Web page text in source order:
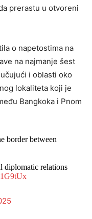
prerastu u otvoreni
o napetostima na
na najmanje šest
i oblasti oko
lokaliteta koji je
Bangkoka i Pnom
border between
diplomatic relations